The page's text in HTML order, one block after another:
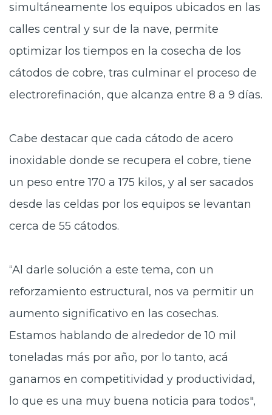
simultáneamente los equipos ubicados en las
calles central y sur de la nave, permite
optimizar los tiempos en la cosecha de los
cátodos de cobre, tras culminar el proceso de
electrorefinación, que alcanza entre 8 a 9 días.
Cabe destacar que cada cátodo de acero
inoxidable donde se recupera el cobre, tiene
un peso entre 170 a 175 kilos, y al ser sacados
desde las celdas por los equipos se levantan
cerca de 55 cátodos.
“Al darle solución a este tema, con un
reforzamiento estructural, nos va permitir un
aumento significativo en las cosechas.
Estamos hablando de alrededor de 10 mil
toneladas más por año, por lo tanto, acá
ganamos en competitividad y productividad,
lo que es una muy buena noticia para todos",